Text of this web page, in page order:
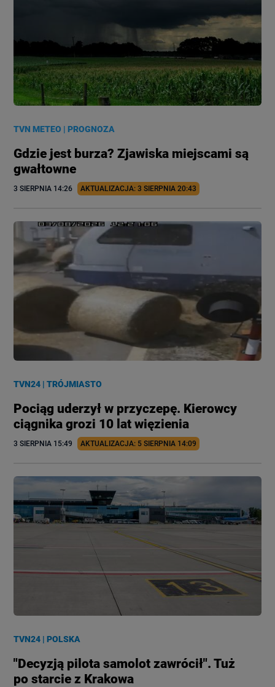
TVN METEO |PROGNOZA
Gdzie jest burza? Zjawiska miejscami są
gwałtowne
3 SIERPNIA 14:26 AKTUALIZACJA: 3 SIERPNIA 20:43
TVN24 |TRÓJMIASTO
Pociąg uderzył w przyczepę. Kierowcy
ciągnika grozi 10 lat więzienia
3 SIERPNIA 15:49 AKTUALIZACJA: 5 SIERPNIA 14:09
TVN24 |POLSKA
"Decyzją pilota samolot zawrócił". Tuż
po starcie z Krakowa